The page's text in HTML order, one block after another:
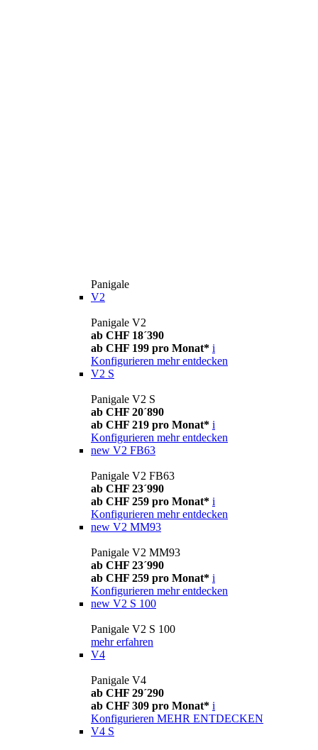
Panigale
V2
Panigale V2
ab CHF 18´390
ab CHF 199 pro Monat* i
Konfigurieren mehr entdecken
V2 S
Panigale V2 S
ab CHF 20´890
ab CHF 219 pro Monat* i
Konfigurieren mehr entdecken
new V2 FB63
Panigale V2 FB63
ab CHF 23´990
ab CHF 259 pro Monat* i
Konfigurieren mehr entdecken
new V2 MM93
Panigale V2 MM93
ab CHF 23´990
ab CHF 259 pro Monat* i
Konfigurieren mehr entdecken
new V2 S 100
Panigale V2 S 100
mehr erfahren
V4
Panigale V4
ab CHF 29´290
ab CHF 309 pro Monat* i
Konfigurieren MEHR ENTDECKEN
V4 S